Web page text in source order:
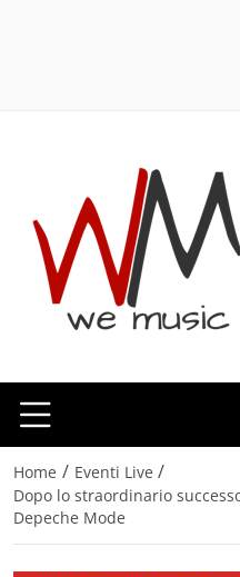
Home / Eventi Live /
Dopo lo straordinario
Depeche Mode